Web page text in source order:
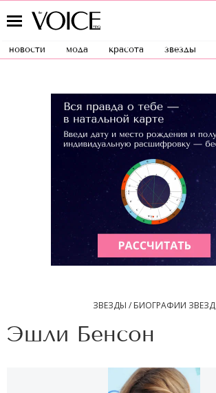
новости мода красота звезды
ЗВЕЗДЫ / БИОГРАФИИ ЗВЕЗД
Эшли Бенсон